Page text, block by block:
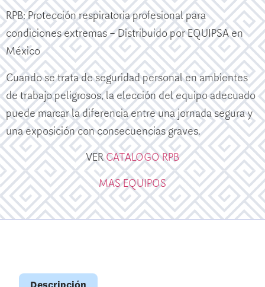
RPB: Protección respiratoria profesional para
condiciones extremas – Distribuido por EQUIPSA en
México
Cuando se trata de seguridad personal en ambientes
de trabajo peligrosos, la elección del equipo adecuado
puede marcar la diferencia entre una jornada segura y
una exposición con consecuencias graves.
VERCATALOGO RPB
MAS EQUIPOS